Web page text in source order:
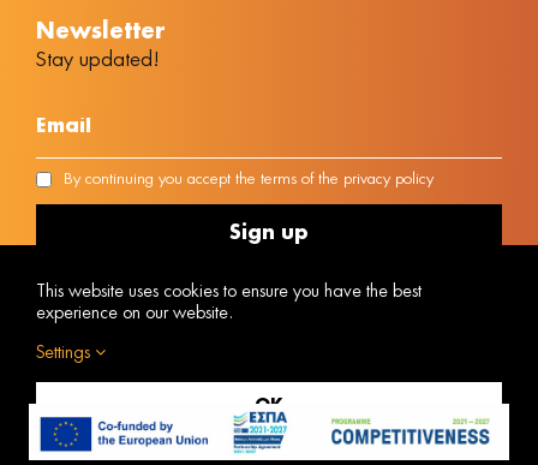
Νewsletter
Stay updated!
By continuing you accept the terms of the privacy policy
This website uses cookies to ensure you have the best
experience on our website.
Settings
OK